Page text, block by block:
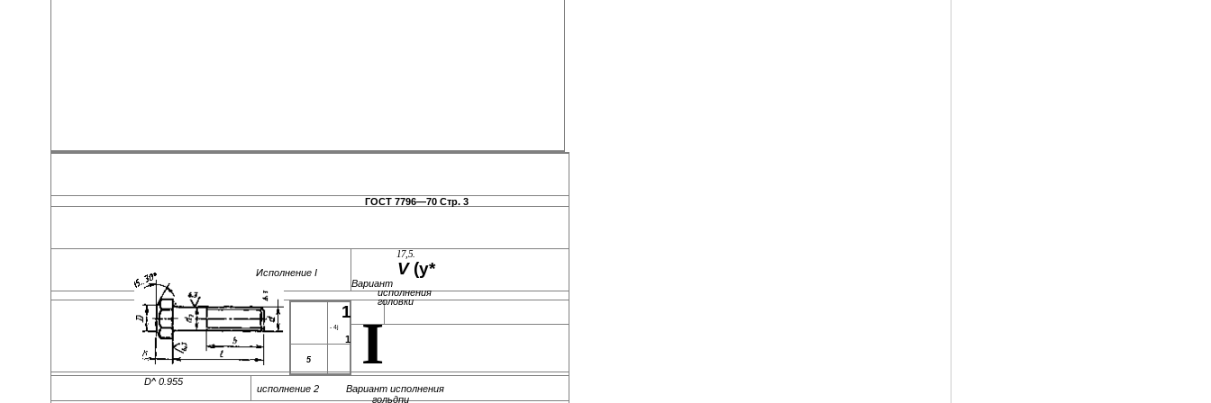
ГОСТ 7796—70 Стр. 3
Исполнение I
17,5.
V (у*
Вариант
исполнения
головки
1
- 4j
1
5 I
D^ 0.955
исполнение 2 Вариант исполнения
гольдпи